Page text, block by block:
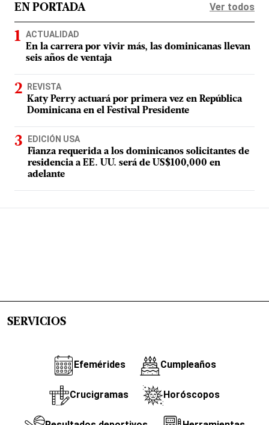
EN PORTADA Ver todos
ACTUALIDAD
En la carrera por vivir más, las dominicanas llevan
seis años de ventaja
REVISTA
Katy Perry actuará por primera vez en República
Dominicana en el Festival Presidente
EDICIÓN USA
Fianza requerida a los dominicanos solicitantes de
residencia a EE. UU. será de US$100,000 en
adelante
SERVICIOS
Efemérides Cumpleaños
Crucigramas Horóscopos